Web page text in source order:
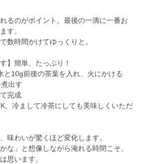
るのがポイント。最後の一滴に一番お
す。
数時間かけてゆっくりと。
】簡単、たっぷり！
と10g前後の茶葉を入れ、火にかける
出す
完成
。冷まして冷茶にしても美味しくいただ
味わいが驚くほど変化します。
な」と想像しながら淹れる時間こそ、
思います。